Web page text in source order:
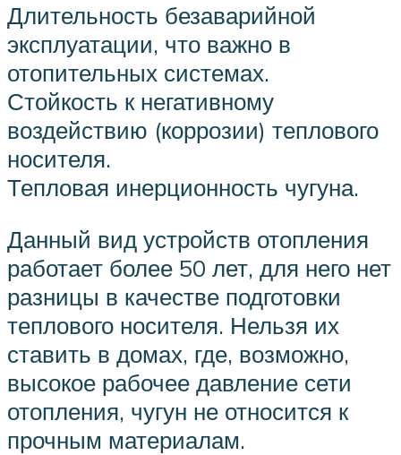
Длительность безаварийной
эксплуатации, что важно в
отопительных системах.
Стойкость к негативному
воздействию (коррозии) теплового
носителя.
Тепловая инерционность чугуна.
Данный вид устройств отопления
работает более 50 лет, для него нет
разницы в качестве подготовки
теплового носителя. Нельзя их
ставить в домах, где, возможно,
высокое рабочее давление сети
отопления, чугун не относится к
прочным материалам.